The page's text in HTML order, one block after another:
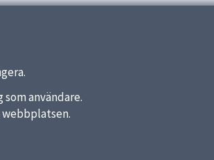
användare.
webbplatsen.